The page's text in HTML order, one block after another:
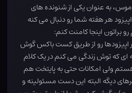
به عنوان یکی از شنونده های
هر هفته شما رو دنبال می کنه
براتون اینجا کامنت کنم:
اپیزودها رو از طریق کست باکس گوش
ای که توش زندگی می کنم در یک کلام
هستم ولی امکانات حتی به پایتخت هم
دیگه البته این دست مسئولینه و